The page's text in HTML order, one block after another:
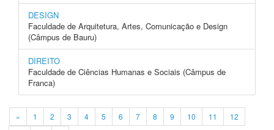
DESIGN
Faculdade de Arquitetura, Artes, Comunicação e Design
(Câmpus de Bauru)
DIREITO
Faculdade de Ciências Humanas e Sociais (Câmpus de
Franca)
« 1 2 3 4 5 6 7 8 9 10 11
12